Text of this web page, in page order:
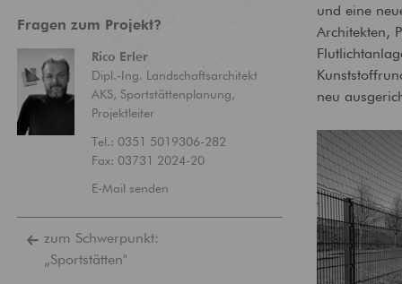
Fragen zum Projekt?
Rico Erler
Dipl.-Ing. Landschaftsarchitekt
AKS, Sportstättenplanung,
Projektleiter
Tel.: 0351 5019306-282
Fax: 03731 2024-20
E-Mail senden
zum Schwerpunkt:
„Sportstätten"
und eine
Architekten,
neu